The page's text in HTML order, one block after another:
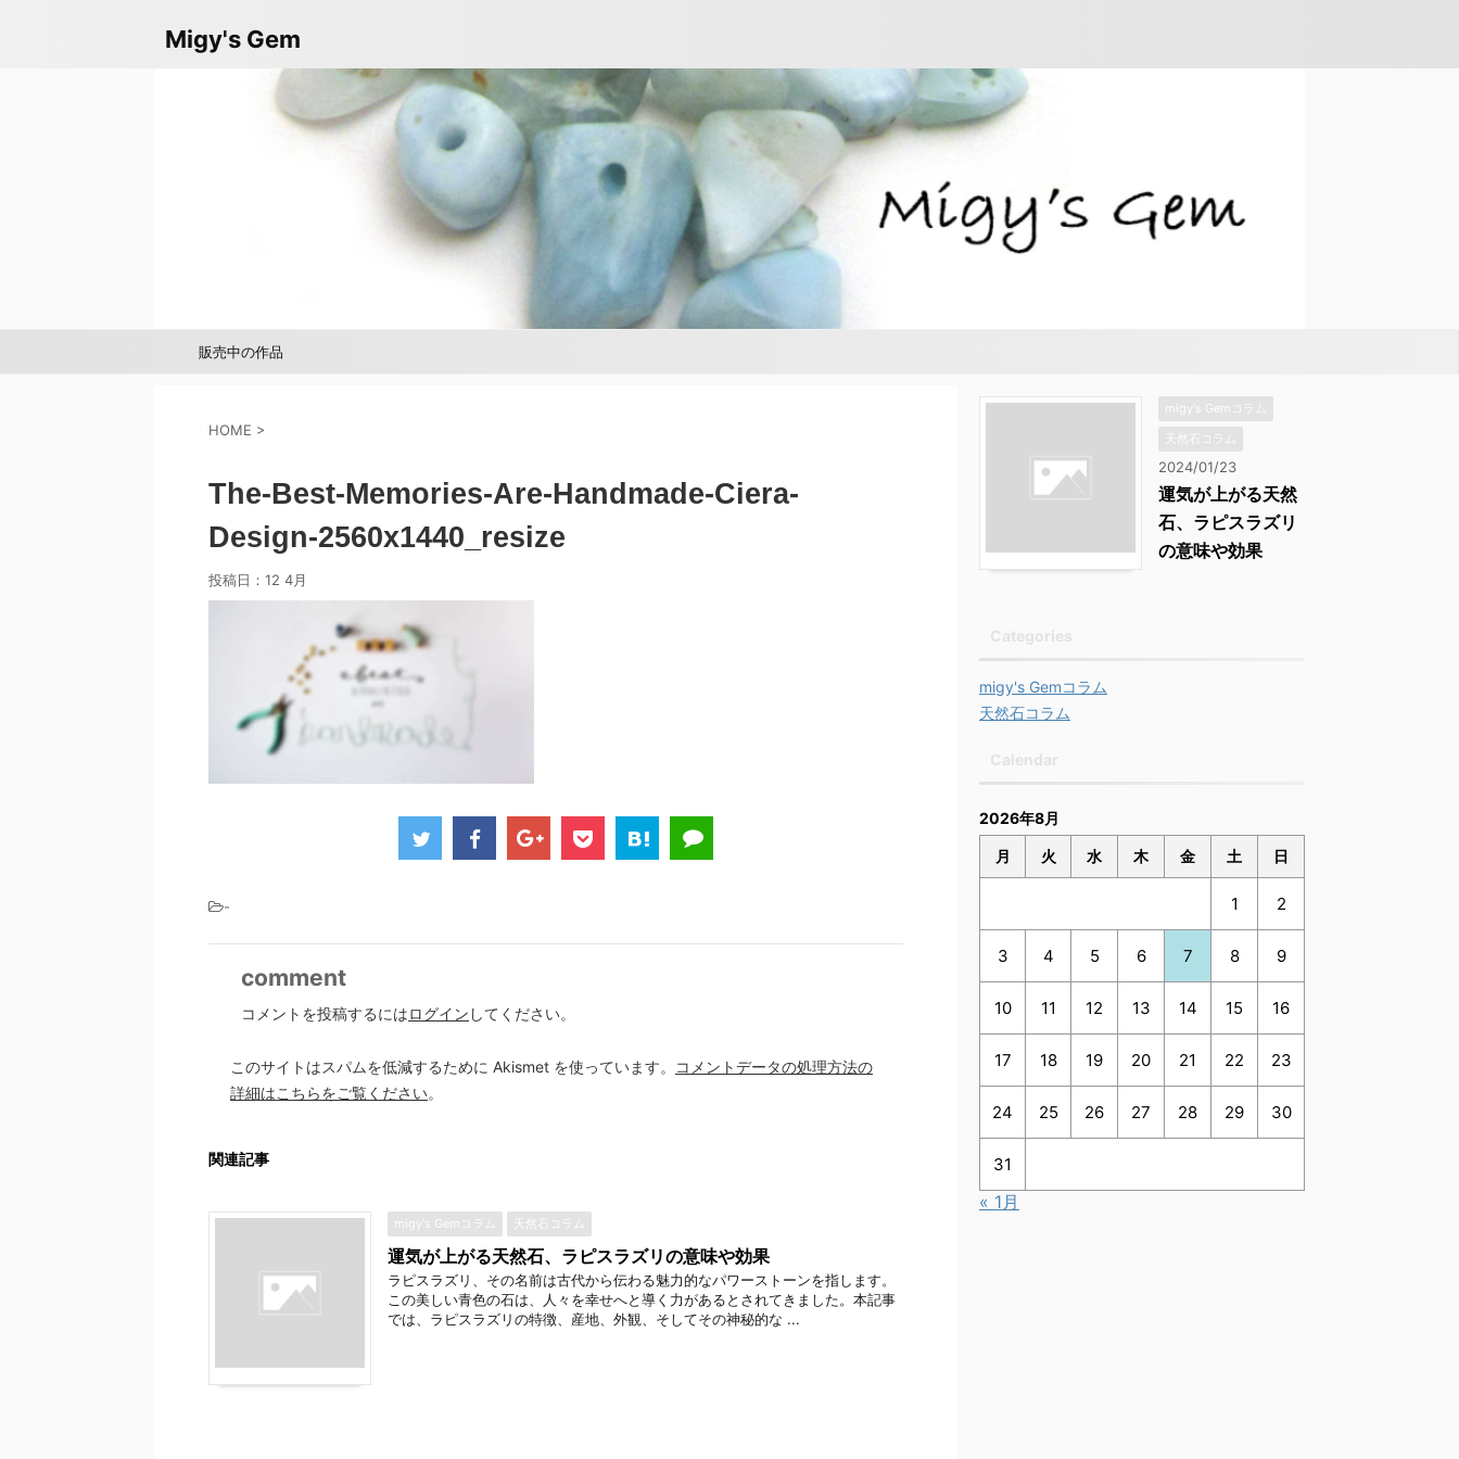
Migy's Gem
販売中の作品
HOME >
The-Best-Memories-Are-Handmade-Ciera-
Design-2560x1440_resize
投稿日： 12 4月
-
comment
コメントを投稿するにはログイン してください。
このサイトはスパムを低減するために Akismet を使っています。
コメントデータの処理方法の
詳細はこちらをご覧ください。
関連記事
migy's Gemコラム 天然石コラム
運気が上がる天然石、ラピスラズリの意味や効果
ラピスラズリ、その名前は古代から伝わる魅力的なパワーストーンを指します。
この美しい青色の石は、人々を幸せへと導く力があるとされてきました。本記事
では、ラピスラズリの特徴、産地、外観、そしてその神秘的な ...
migy's Gemコラム
天然石コラム
2024/01/23
運気が上がる天然
石、ラピスラズリ
の意味や効果
migy's Gemコラム
天然石コラム
2026年8月
月 火 水 木 金 土 日
1 2
3 4 5 6 7 8 9
10 11 12 13 14 15 16
17 18 19 20 21 22 23
24 25 26 27 28 29 30
31
« 1月